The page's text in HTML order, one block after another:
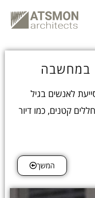
במחשבה
לאנשים בגיל
קטנים, כמו דיור
המשך